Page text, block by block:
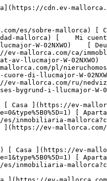
[ Casa ](https://ev-mallorca.com/es/alquiler-vacacional?type%5B0%5D=0) [ Finca ](https://ev-mallorca.com/es/alquiler-vacacional?type%5B0%5D=1) [ Apartamento ](https://ev-mallorca.com/es/alquiler-vacacional?type%5B0%5D=2) [ Ático ](https://ev-mallorca.com/es/alquiler-vacacional?type%5B0%5D=5) 

   Comercial     [ Todas las propiedades ](https://ev-mallorca.com/es/propiedades-comerciales) [ Agricultura y bosques ](https://ev-mallorca.com/es/propiedades-comerciales?type%5B0%5D=6) [ Hotel ](https://ev-mallorca.com/es/propiedades-comerciales?type%5B0%5D=7) [ Industria ](https://ev-mallorca.com/es/propiedades-comerciales?type%5B0%5D=8) [ Inversión ](https://ev-mallorca.com/es/propiedades-comerciales?type%5B0%5D=9) [ Gastronomía ](https://ev-mallorca.com/es/propiedades-comerciales?type%5B0%5D=10) [ Solares ](https://ev-mallorca.com/es/propiedades-comerciales?type%5B0%5D=11) [ Oficina ](https://ev-mallorca.com/es/propiedades-comerciales?type%5B0%5D=12) [ Otros ](https://ev-mallorca.com/es/propiedades-comerciales?type%5B0%5D=13) [ Tienda ](https://ev-mallorca.com/es/propiedades-comerciales?type%5B0%5D=14) 

 [ Obra nueva ](https://ev-mallorca.com/es/obra-nueva-mallorca) 

 [ Sobre nosotros ](https://ev-mallorca.com/es/sobre-nosotros) 

 [ Sobre Mallorca ](https://ev-mallorca.com/es/sobre-mallorca) 

 [ Vender propiedad ](https://ev-mallorca.com/es/vender-propiedad-mallorca) 

 [ Contacto ](https://ev-mallorca.com/es/ubicaciones-de-oficinas) 

   [ Mi cuenta ](https://ev-